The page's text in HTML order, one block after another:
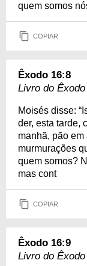
quem somos
COPIAR
Êxodo 16:8
Livro do
Moisés disse:
der, esta tarde,
manhã, pão
murmurações
quem somos?
mas cont
COPIAR
Êxodo 16:9
Livro do